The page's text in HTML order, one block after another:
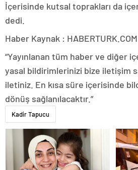
İçerisinde kutsal toprakları da
dedi.
Haber Kaynak : HABERTURK.COM
“Yayınlanan tüm haber ve diğer
yasal bildirimlerinizi bize iletişim
iletiniz. En kısa süre içerisinde
dönüş sağlanılacaktır.”
Kadir Tapucu